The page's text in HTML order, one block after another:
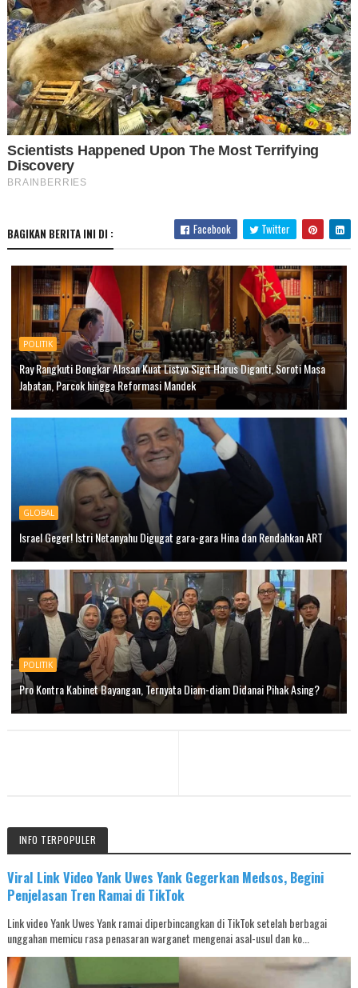
BAGIKAN BERITA INI DI : Facebook Twitter
POLITIK
Ray Rangkuti Bongkar Alasan Kuat Listyo Sigit Harus Diganti, Soroti Masa
Jabatan, Parcok hingga Reformasi Mandek
GLOBAL
Israel Geger! Istri Netanyahu Digugat gara-gara Hina dan Rendahkan ART
POLITIK
Pro Kontra Kabinet Bayangan, Ternyata Diam-diam Didanai Pihak Asing?
INFO TERPOPULER
Viral Link Video Yank Uwes Yank Gegerkan Medsos, Begini
Penjelasan Tren Ramai di TikTok
Link video Yank Uwes Yank ramai diperbincangkan di TikTok setelah berbagai
unggahan memicu rasa penasaran warganet mengenai asal-usul dan ko...